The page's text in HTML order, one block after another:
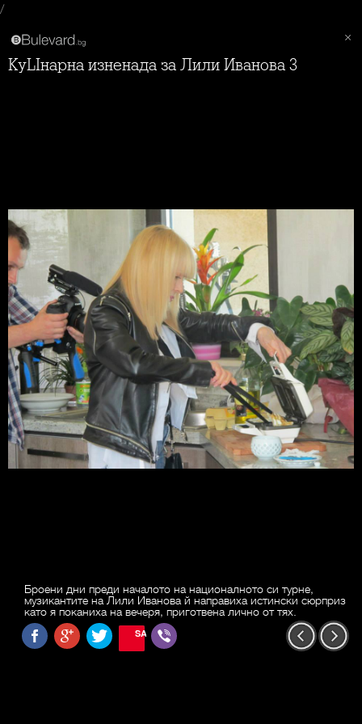
/
КуLIнарна изненада за Лили Иванова 3
Броени дни преди началото на националното си турне,
музикантите на Лили Иванова й направиха истински сюрприз
като я поканиха на вечеря, приготвена лично от тях.
SAVE